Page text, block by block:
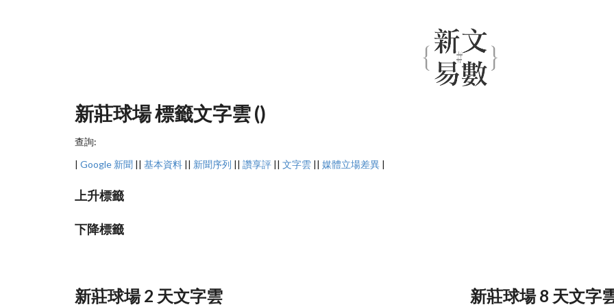
新莊球場 標籤文字雲 ()
查詢:
| Google 新聞|| 基本資料|| 新聞序列 || 讚享評|| 文字雲|| 媒體立場差異|
上升標籤
下降標籤
新莊球場 2 天文字雲 新莊球場 8 天文字